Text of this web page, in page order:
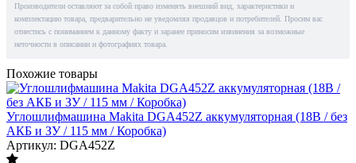
Производители оставляют за собой право изменять внешний вид, характеристики и
комплектацию товара, предварительно не уведомляя продавцов и потребителей. Просим вас
отнестись с пониманием к данному факту и заранее приносим извинения за возможные
неточности в описании и фотографиях товара.
Похожие товары
Углошлифмашина Makita DGA452Z аккумуляторная (18В / без
АКБ и ЗУ / 115 мм / Коробка)
Артикул: DGA452Z